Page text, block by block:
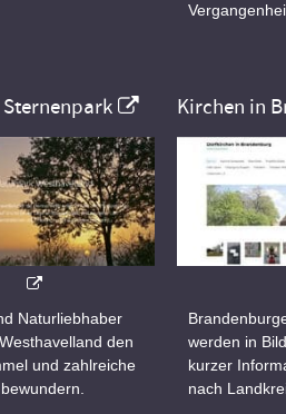
Naturliebhaber
den
und zahlreiche
Kirchen in
werden in
kurzer
nach